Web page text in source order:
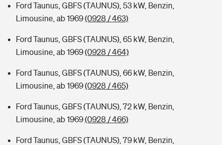
Ford Taunus, GBFS (TAUNUS), 53 kW, Benzin,
Limousine, ab 1969(0928 / 463)
Ford Taunus, GBFS (TAUNUS), 65 kW, Benzin,
Limousine, ab 1969(0928 / 464)
Ford Taunus, GBFS (TAUNUS), 66 kW, Benzin,
Limousine, ab 1969(0928 / 465)
Ford Taunus, GBFS (TAUNUS), 72 kW, Benzin,
Limousine, ab 1969(0928 / 466)
Ford Taunus, GBFS (TAUNUS), 79 kW, Benzin,